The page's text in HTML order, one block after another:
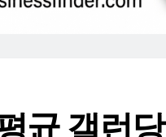
균 갤런당